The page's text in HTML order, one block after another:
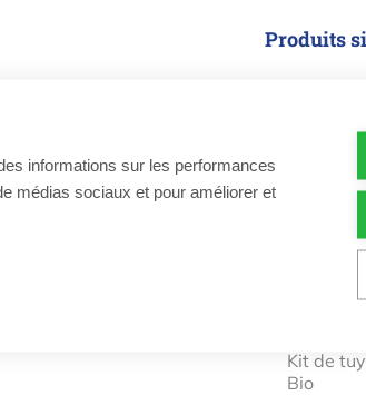
Produits
Tuyau
Dolphin
Kit de
Bio
informations sur les performances
médias sociaux et pour améliorer et